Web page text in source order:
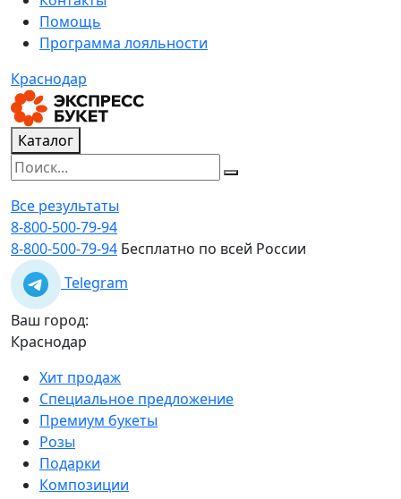
Помощь
Программа лояльности
Краснодар
Каталог
Все результаты
8-800-500-79-94
8-800-500-79-94 Бесплатно по всей России
Telegram
Ваш город:
Краснодар
Хит продаж
Специальное предложение
Премиум букеты
Розы
Подарки
Композиции